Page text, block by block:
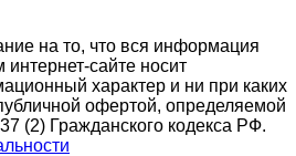
на то, что вся информация
сайте носит
характер и ни при каких
офертой, определяемой
(2) Гражданского кодекса РФ.